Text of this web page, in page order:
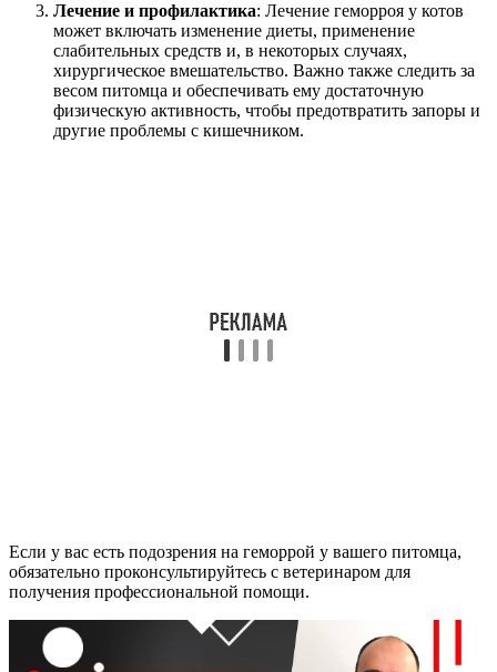
Лечение и профилактика: Лечение геморроя у котов
может включать изменение диеты, применение
слабительных средств и, в некоторых случаях,
хирургическое вмешательство. Важно также следить за
весом питомца и обеспечивать ему достаточную
физическую активность, чтобы предотвратить запоры и
другие проблемы с кишечником.
Если у вас есть подозрения на геморрой у вашего питомца,
обязательно проконсультируйтесь с ветеринаром для
получения профессиональной помощи.